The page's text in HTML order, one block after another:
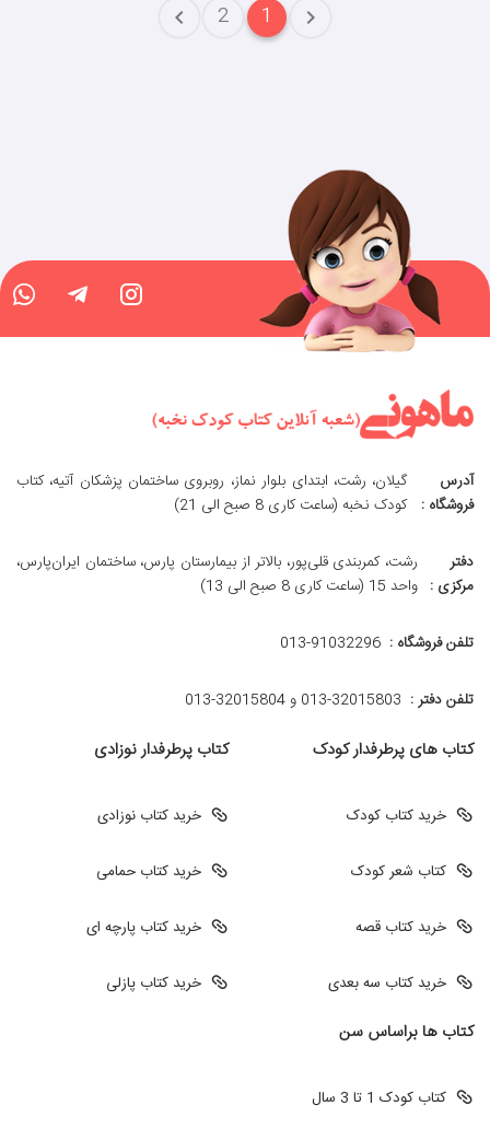
1
2
آدرس
فروشگاه :
گیلان، رشت، ابتدای بلوار نماز، روبروی ساختمان پزشکان آتیه، کتاب
کودک نخبه (ساعت کاری 8 صبح الی 21)
دفتر
مرکزی :
رشت، کمربندی قلی‌پور، بالاتر از بیمارستان پارس، ساختمان ایران‌پارس،
واحد 15 (ساعت کاری 8 صبح الی 13)
تلفن فروشگاه : 013-91032296
تلفن دفتر : 013-32015803 و 32015804-013
کتاب های پرطرفدار کودک
خرید کتاب کودک
کتاب شعر کودک
خرید کتاب قصه
خرید کتاب سه بعدی
کتاب پرطرفدار نوزادی
خرید کتاب نوزادی
خرید کتاب حمامی
خرید کتاب پارچه ای
خرید کتاب پازلی
کتاب ها براساس سن
کتاب کودک 1 تا 3 سال